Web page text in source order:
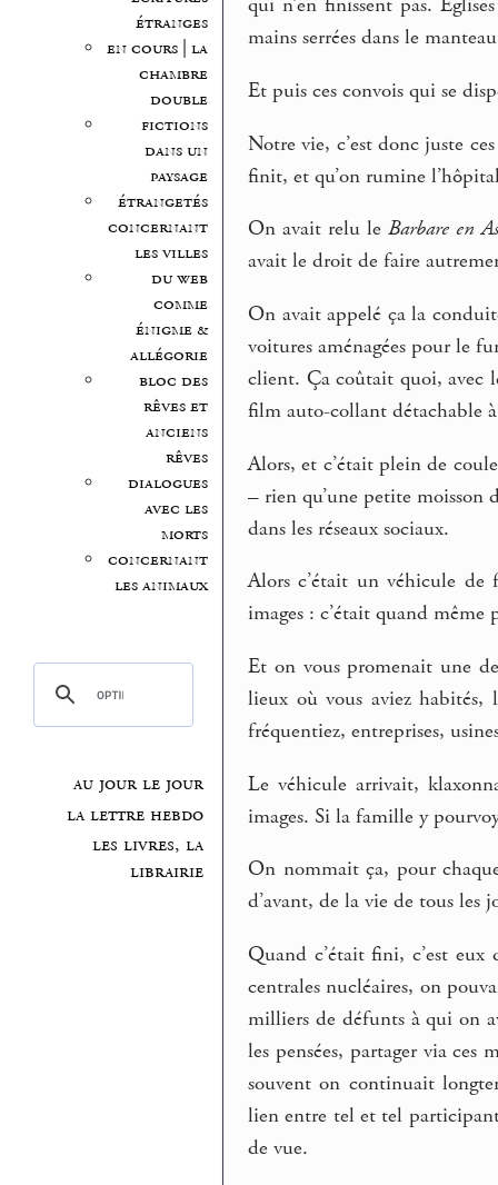
étranges
en cours | la
chambre
double
fictions
dans un
paysage
étrangetés
concernant
les villes
du web
comme
énigme &
allégorie
bloc des
rêves et
anciens
rêves
dialogues
avec les
morts
concernant
les animaux
au jour le jour
la lettre hebdo
les livres, la
librairie
qui n’en finissent pas.
mains serrées dans le
Et puis ces convois qui se
Notre vie, c’est donc juste
finit, et qu’on rumine
On avait relu le Barbare en
avait le droit de faire
On avait appelé ça la
voitures aménagées pour le
client. Ça coûtait quoi, avec
film auto-collant détachable
Alors, et c’était plein de
– rien qu’une petite moisson
dans les réseaux sociaux.
Alors c’était un véhicule de
images : c’était quand même
Et on vous promenait une
lieux où vous aviez habités,
fréquentiez, entreprises,
Le véhicule arrivait,
images. Si la famille y
On nommait ça, pour
d’avant, de la vie de tous les
Quand c’était fini, c’est eux
centrales nucléaires, on
milliers de défunts à qui on
les pensées, partager via ces
souvent on continuait
lien entre tel et tel
de vue.